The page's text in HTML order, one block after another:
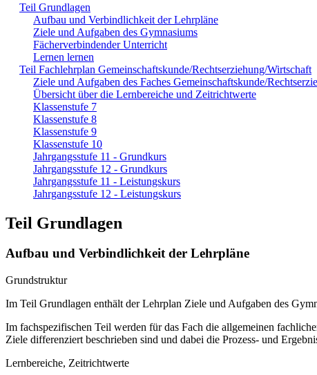
Teil Grundlagen
Aufbau und Verbindlichkeit der Lehrpläne
Ziele und Aufgaben des Gymnasiums
Fächerverbindender Unterricht
Lernen lernen
Teil Fachlehrplan Gemeinschaftskunde/Rechtserziehung/Wirtschaft
Ziele und Aufgaben des Faches Gemeinschaftskunde/
Übersicht über die Lernbereiche und Zeitrichtwerte
Klassenstufe 7
Klassenstufe 8
Klassenstufe 9
Klassenstufe 10
Jahrgangsstufe 11 - Grundkurs
Jahrgangsstufe 12 - Grundkurs
Jahrgangsstufe 11 - Leistungskurs
Jahrgangsstufe 12 - Leistungskurs
Teil Grundlagen
Aufbau und Verbindlichkeit der Lehrpläne
Grundstruktur
Im Teil Grundlagen enthält der Lehrplan Ziele und Aufgaben des
Im fachspezifischen Teil werden für das Fach die allgemeinen
Ziele differenziert beschrieben sind und dabei die Prozess- und
Lernbereiche, Zeitrichtwerte